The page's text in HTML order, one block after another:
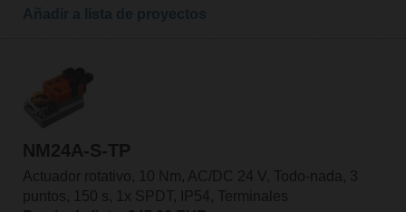
NM24A-S-TP
Actuador rotativo, 10 Nm, AC/DC 24 V, Todo-nada, 3
puntos, 150 s, 1x SPDT, IP54, Terminales